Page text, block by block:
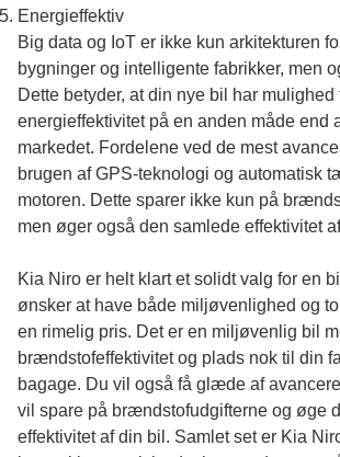
Energieffektiv
Big data og IoT er ikke kun arkitekturen
bygninger og intelligente fabrikker, men
Dette betyder, at din nye bil har
energieffektivitet på en anden måde end
markedet. Fordelene ved de mest
brugen af GPS-teknologi og automatisk
motoren. Dette sparer ikke kun på
men øger også den samlede effektivitet
Kia Niro er helt klart et solidt valg for en
ønsker at have både miljøvenlighed og
en rimelig pris. Det er en miljøvenlig bil
brændstofeffektivitet og plads nok til din
bagage. Du vil også få glæde af
vil spare på brændstofudgifterne og øge
effektivitet af din bil. Samlet set er Kia